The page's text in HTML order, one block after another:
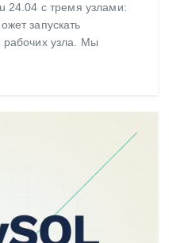
24.04 с тремя узлами:
запускать
рабочих узла. Мы